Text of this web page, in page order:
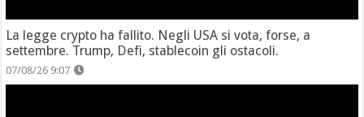
La legge crypto ha fallito. Negli USA si vota, forse, a
settembre. Trump, Defi, stablecoin gli ostacoli.
07/08/26 9:07